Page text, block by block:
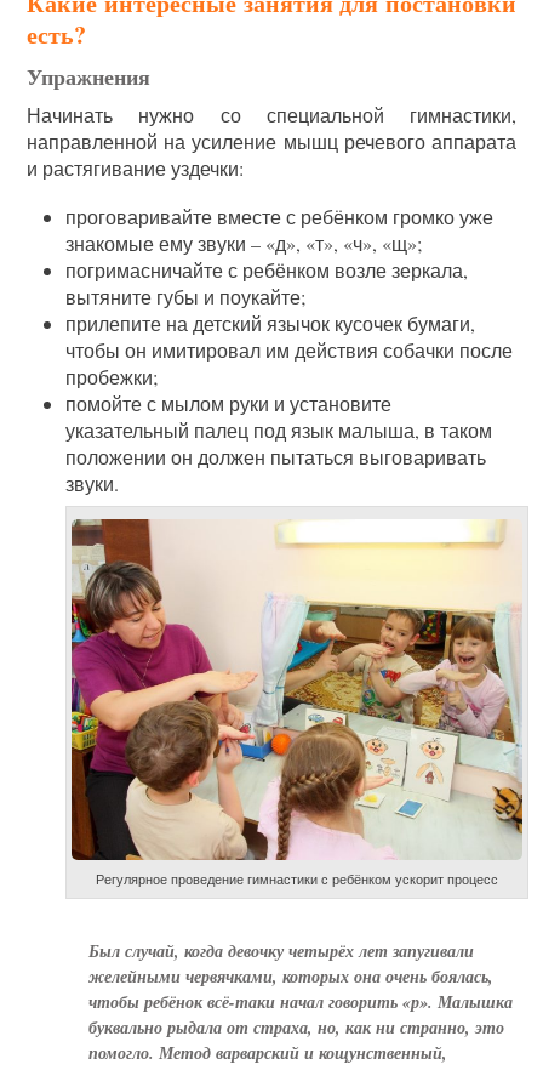
есть?
Упражнения
Начинать нужно со специальной гимнастики,
направленной на усиление мышц речевого аппарата
и растягивание уздечки:
проговаривайте вместе с ребёнком громко уже
знакомые ему звуки – «д», «т», «ч», «щ»;
погримасничайте с ребёнком возле зеркала,
вытяните губы и поукайте;
прилепите на детский язычок кусочек бумаги,
чтобы он имитировал им действия собачки после
пробежки;
помойте с мылом руки и установите
указательный палец под язык малыша, в таком
положении он должен пытаться выговаривать
звуки.
Регулярное проведение гимнастики с ребёнком ускорит процесс
Был случай, когда девочку четырёх лет запугивали
желейными червячками, которых она очень боялась,
чтобы ребёнок всё-таки начал говорить «р». Малышка
буквально рыдала от страха, но, как ни странно, это
помогло. Метод варварский и кощунственный,